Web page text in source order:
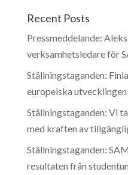
Recent Posts
Pressmeddelande:
verksamhetsledare för
Ställningstaganden:
europeiska
Ställningstaganden: Vi
med kraften av
Ställningstaganden:
resultaten från